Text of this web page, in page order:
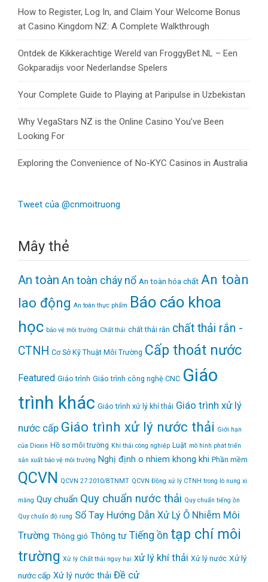
How to Register, Log In, and Claim Your Welcome Bonus
at Casino Kingdom NZ: A Complete Walkthrough
Ontdek de Kikkerachtige Wereld van FroggyBet NL – Een
Gokparadijs voor Nederlandse Spelers
Your Complete Guide to Playing at Paripulse in Uzbekistan
Why VegaStars NZ is the Online Casino You’ve Been
Looking For
Exploring the Convenience of No-KYC Casinos in Australia
Tweet của @cnmoitruong
Mây thẻ
An toàn An toàn cháy nổ An toàn hóa chất An toàn
lao động An toàn thực phẩm Báo cáo khoa
học bảo vệ môi trường Chất thải chất thải rắn chất thải rắn -
CTNH Cơ Sở Kỹ Thuật Môi Trường Cấp thoát nước
Featured Giáo trình Giáo trình công nghệ CNC Giáo
trình khác Giáo trình xử lý khí thải Giáo trình xử lý
nước cấp Giáo trình xử lý nước thải Giới hạn
của Dioxin Hồ sơ môi trường Khí thải công nghiệp Luật mô hình phát triển
sản xuất bảo vệ môi trường Nghị định o nhiem khong khi Phần mềm
QCVN QCVN 27:2010/BTNMT QCVN Đồng xử lý CTNH trong lò nung xi
măng Quy chuẩn Quy chuẩn nước thải Quy chuẩn tiếng ồn
Quy chuẩn độ rung Sổ Tay Hướng Dẫn Xử Lý Ô Nhiễm Môi
Trường Thông gió Thông tư Tiếng ồn tạp chí môi
trường Xử lý Chất thải nguy hại xử lý khí thải Xử lý nước Xử lý
nước cấp Xử lý nước thải Đề cử